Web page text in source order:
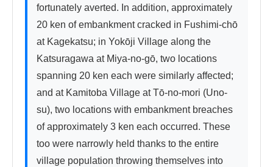
fortunately averted. In addition, approximately
20 ken of embankment cracked in Fushimi-chō
at Kagekatsu; in Yokōji Village along the
Katsuragawa at Miya-no-gō, two locations
spanning 20 ken each were similarly affected;
and at Kamitoba Village at Tō-no-mori (Uno-
su), two locations with embankment breaches
of approximately 3 ken each occurred. These
too were narrowly held thanks to the entire
village population throwing themselves into